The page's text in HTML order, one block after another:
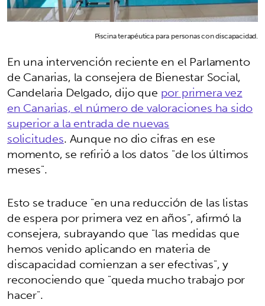
Piscina terapéutica para personas con discapacidad.
En una intervención reciente en el Parlamento
de Canarias, la consejera de Bienestar Social,
Candelaria Delgado, dijo que por primera vez
en Canarias, el número de valoraciones ha sido
superior a la entrada de nuevas
solicitudes. Aunque no dio cifras en ese
momento, se refirió a los datos "de los últimos
meses".
Esto se traduce "en una reducción de las listas
de espera por primera vez en años”, afirmó la
consejera, subrayando que "las medidas que
hemos venido aplicando en materia de
discapacidad comienzan a ser efectivas", y
reconociendo que "queda mucho trabajo por
hacer".